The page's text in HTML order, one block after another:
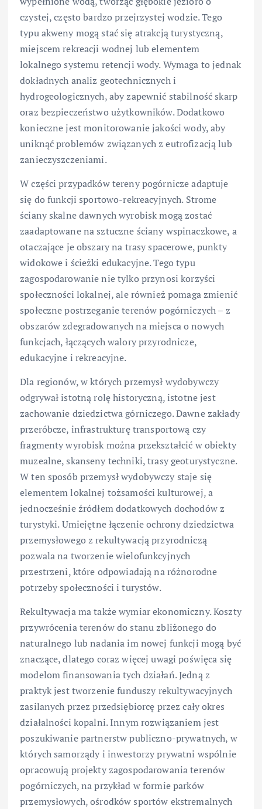
czystej, często bardzo przejrzystej wodzie. Tego
typu akweny mogą stać się atrakcją turystyczną,
miejscem rekreacji wodnej lub elementem
lokalnego systemu retencji wody. Wymaga to jednak
dokładnych analiz geotechnicznych i
hydrogeologicznych, aby zapewnić stabilność skarp
oraz bezpieczeństwo użytkowników. Dodatkowo
konieczne jest monitorowanie jakości wody, aby
uniknąć problemów związanych z eutrofizacją lub
zanieczyszczeniami.
W części przypadków tereny pogórnicze adaptuje
się do funkcji sportowo-rekreacyjnych. Strome
ściany skalne dawnych wyrobisk mogą zostać
zaadaptowane na sztuczne ściany wspinaczkowe, a
otaczające je obszary na trasy spacerowe, punkty
widokowe i ścieżki edukacyjne. Tego typu
zagospodarowanie nie tylko przynosi korzyści
społeczności lokalnej, ale również pomaga zmienić
społeczne postrzeganie terenów pogórniczych – z
obszarów zdegradowanych na miejsca o nowych
funkcjach, łączących walory przyrodnicze,
edukacyjne i rekreacyjne.
Dla regionów, w których przemysł wydobywczy
odgrywał istotną rolę historyczną, istotne jest
zachowanie dziedzictwa górniczego. Dawne zakłady
przeróbcze, infrastrukturę transportową czy
fragmenty wyrobisk można przekształcić w obiekty
muzealne, skanseny techniki, trasy geoturystyczne.
W ten sposób przemysł wydobywczy staje się
elementem lokalnej tożsamości kulturowej, a
jednocześnie źródłem dodatkowych dochodów z
turystyki. Umiejętne łączenie ochrony dziedzictwa
przemysłowego z rekultywacją przyrodniczą
pozwala na tworzenie wielofunkcyjnych
przestrzeni, które odpowiadają na różnorodne
potrzeby społeczności i turystów.
Rekultywacja ma także wymiar ekonomiczny. Koszty
przywrócenia terenów do stanu zbliżonego do
naturalnego lub nadania im nowej funkcji mogą być
znaczące, dlatego coraz więcej uwagi poświęca się
modelom finansowania tych działań. Jedną z
praktyk jest tworzenie funduszy rekultywacyjnych
zasilanych przez przedsiębiorcę przez cały okres
działalności kopalni. Innym rozwiązaniem jest
poszukiwanie partnerstw publiczno-prywatnych, w
których samorządy i inwestorzy prywatni wspólnie
opracowują projekty zagospodarowania terenów
pogórniczych, na przykład w formie parków
przemysłowych, ośrodków sportów ekstremalnych